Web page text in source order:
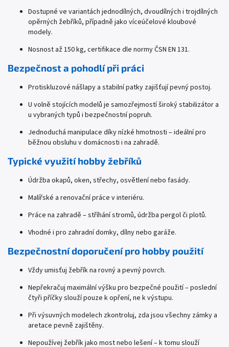
Dostupné ve variantách jednodílných, dvoudílných i trojdílných
opěrných žebříků, případně jako víceúčelové kloubové
modely.
Nosnost až 150 kg, certifikace dle normy ČSN EN 131.
Bezpečnost a pohodlí při práci
Protiskluzové nášlapy a stabilní patky zajišťují pevný postoj.
U volně stojících modelů je samozřejmostí široký stabilizátor a
u vybraných typů i bezpečnostní popruh.
Jednoduchá manipulace díky nízké hmotnosti – ideální pro
běžnou obsluhu v domácnosti i na zahradě.
Typické využití hobby žebříků
Údržba okapů, oken, střechy, osvětlení nebo fasády.
Malířské a renovační práce v interiéru.
Práce na zahradě – stříhání stromů, údržba pergol či plotů.
Vhodné i pro zahradní domky, dílny nebo garáže.
Bezpečnostní doporučení pro hobby použití
Vždy umisťuj žebřík na rovný a pevný povrch.
Nepřekračuj maximální výšku pro bezpečné použití – poslední
čtyři příčky slouží pouze k opření, ne k výstupu.
Při výsuvných modelech zkontroluj, zda jsou všechny zámky a
aretace pevně zajištěny.
Nepoužívej žebřík jako most nebo lešení – k tomu slouží